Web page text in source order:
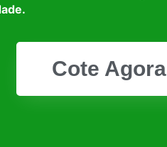
Cote Agora